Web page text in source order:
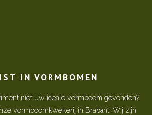
IN VORMBOMEN
niet uw ideale vormboom gevonden?
vormboomkwekerij in Brabant! Wij zijn